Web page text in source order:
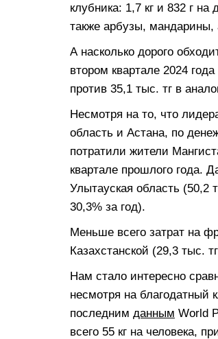
клубника: 1,7 кг и 832 г
также арбузы,
А насколько дорого
втором квартале 2024
против 35,1 тыс. тг в
Несмотря на то, что
область и Астана, по
потратили жители
квартале прошлого года.
Улытауская область
30,3% за год).
Меньше всего затрат на
Казахстанской (29,3 тыс.
Нам стало интересно
несмотря на благодатный
последним данным World
всего 55 кг на человека,